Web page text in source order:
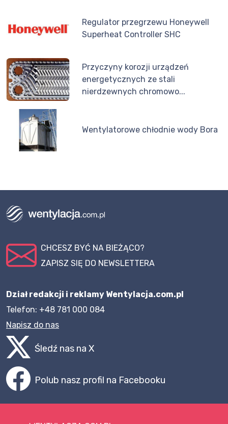
Regulator przegrzewu Honeywell
Superheat Controller SHC
Przyczyny korozji urządzeń
energetycznych ze stali
nierdzewnych chromowo...
Wentylatorowe chłodnie wody Bora
CHCESZ BYĆ NA BIEŻĄCO?
ZAPISZ SIĘ DO NEWSLETTERA
Dział redakcji i reklamy Wentylacja.com.pl
Telefon: +48 781 000 084
Napisz do nas
Śledź nas na X
Polub nasz profil na Facebooku